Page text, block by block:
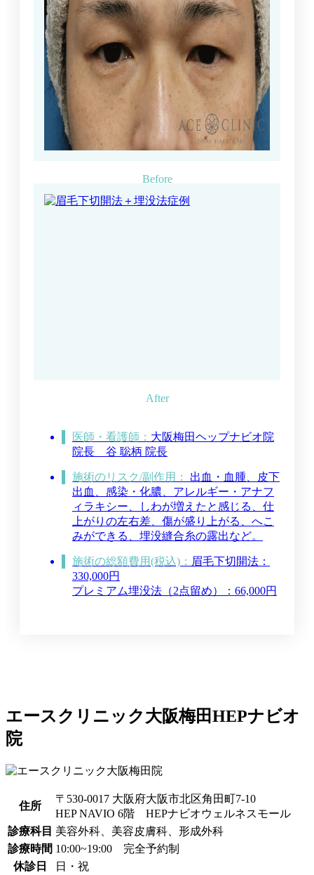
医師・看護師： 大阪梅田ヘップナビオ院
院長 谷 聡柄 院長
施術のリスク/副作用：
出血・血腫、皮下
出血、感染・化膿、アレルギー・アナフ
ィラキシー、しわが増えたと感じる、仕
上がりの左右差、傷が盛り上がる、へこ
みができる、埋没縫合糸の露出など。
施術の総額費用(税込)： 眉毛下切開法：
330,000円
プレミアム埋没法（2点留め）：66,000円
エースクリニック大阪梅田HEPナビオ
院
住所
〒530-0017 大阪府大阪市北区角田町7-10
HEP NAVIO 6階 HEPナビオウェルネスモール
診療科目 美容外科、美容皮膚科、形成外科
診療時間 10:00~19:00 完全予約制
休診日
日・祝